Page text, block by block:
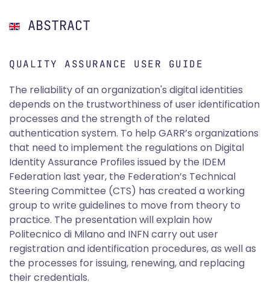
ABSTRACT
QUALITY ASSURANCE USER GUIDE
The reliability of an organization's digital identities
depends on the trustworthiness of user identification
processes and the strength of the related
authentication system. To help GARR’s organizations
that need to implement the regulations on Digital
Identity Assurance Profiles issued by the IDEM
Federation last year, the Federation’s Technical
Steering Committee (CTS) has created a working
group to write guidelines to move from theory to
practice. The presentation will explain how
Politecnico di Milano and INFN carry out user
registration and identification procedures, as well as
the processes for issuing, renewing, and replacing
their credentials.